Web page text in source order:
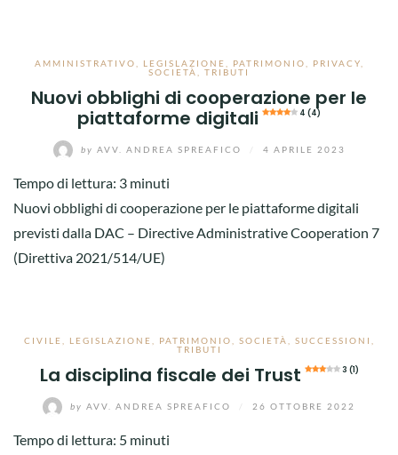
AMMINISTRATIVO LEGISLAZIONE PATRIMONIO PRIVACY
SOCIETÀ
TRIBUTI
Nuovi obblighi di cooperazione per le
piattaforme digitali
4 (4)
by AVV. ANDREA SPREAFICO 4 APRILE 2023
Tempo di lettura: 3 minuti
Nuovi obblighi di cooperazione per le piattaforme digitali
previsti dalla DAC – Directive Administrative Cooperation 7
(Direttiva 2021/514/UE)
CIVILE LEGISLAZIONE PATRIMONIO SOCIETÀ SUCCESSIONI
TRIBUTI
La disciplina fiscale dei Trust 3 (1)
by AVV. ANDREA SPREAFICO 26 OTTOBRE 2022
Tempo di lettura: 5 minuti